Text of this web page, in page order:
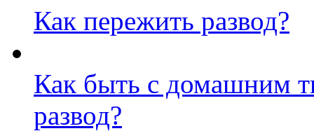
Как пережить развод?
Как быть с домашним
развод?